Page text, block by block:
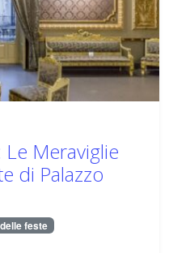
Le Meraviglie
di Palazzo
feste